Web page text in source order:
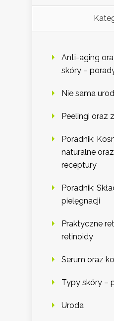
Anti-aging
skóry –
Nie sama
Peelingi oraz
Poradnik:
naturalne
receptury
Poradnik:
pielęgnacji
Praktyczne
retinoidy
Serum oraz
Typy skóry –
Uroda